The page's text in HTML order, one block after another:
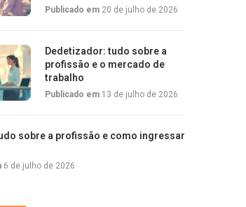
Publicado em 20 de julho de 2026
Dedetizador: tudo sobre a
profissão e o mercado de
trabalho
Publicado em 13 de julho de 2026
sobre a profissão e como ingressar
6 de julho de 2026